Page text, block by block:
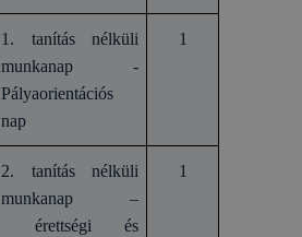
1. tanítás nélküli
munkanap -
Pályaorientációs
nap
1
2. tanítás nélküli
munkanap –
érettségi és
1